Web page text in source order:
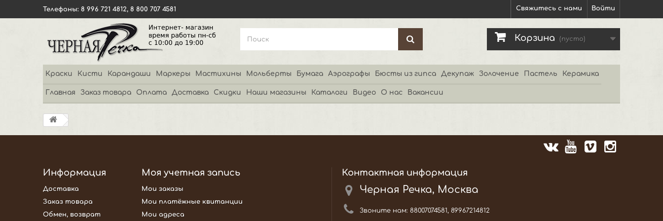
Войти
Свяжитесь с нами
Телефоны: 8 996 721 4812, 8 800 707 4581
Корзина (пусто)
Краски Кисти Карандаши Маркеры Мастихины Мольберты Бумага Аэрографы Бюсты из гипса Декупаж Золочение Пастель Керамика
Главная Заказ товара Оплата Доставка Скидки Наши магазины Каталоги Видео О нас Вакансии
Информация
Доставка
Заказ товара
Обмен, возврат
Моя учетная запись
Мои заказы
Мои платёжные квитанции
Мои адреса
Контактная информация
Черная Речка, Москва
Звоните нам: 88007074581, 89967214812